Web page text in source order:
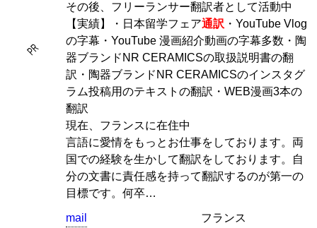
PR
その後、フリーランサー翻訳者として活動中
【実績】・日本留学フェア通訳 ・YouTube Vlog
の字幕・YouTube 漫画紹介動画の字幕多数・陶
器ブランドNR CERAMICSの取扱説明書の翻
訳・陶器ブランドNR CERAMICSのインスタグ
ラム投稿用のテキストの翻訳・WEB漫画3本の
翻訳
現在、フランスに在住中
言語に愛情をもっとお仕事をしております。両
国での経験を生かして翻訳をしております。自
分の文書に責任感を持って翻訳するのが第一の
目標です。何卒…
mail フランス